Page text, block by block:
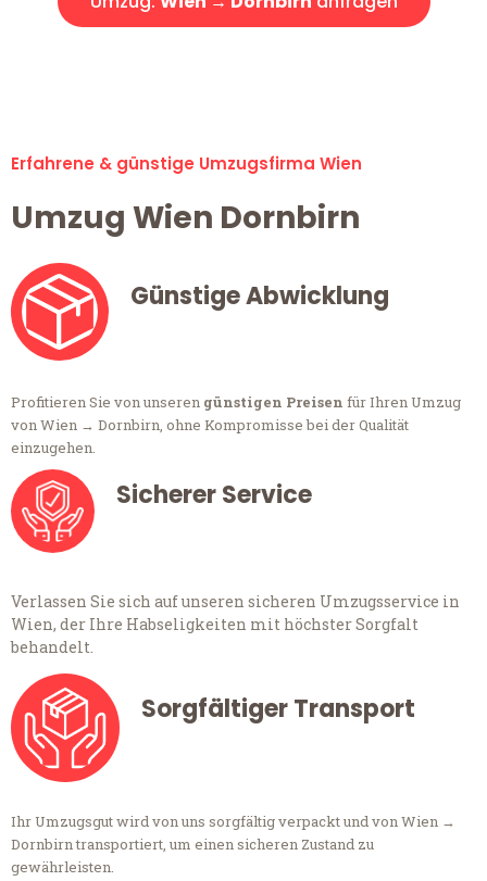
Erfahrene & günstige Umzugsfirma Wien
Umzug Wien Dornbirn
Günstige Abwicklung
Profitieren Sie von unseren günstigen Preisen für Ihren Umzug
von Wien → Dornbirn, ohne Kompromisse bei der Qualität
einzugehen.
Sicherer Service
Verlassen Sie sich auf unseren sicheren Umzugsservice in
Wien, der Ihre Habseligkeiten mit höchster Sorgfalt
behandelt.
Sorgfältiger Transport
Ihr Umzugsgut wird von uns sorgfältig verpackt und von Wien →
Dornbirn transportiert, um einen sicheren Zustand zu
gewährleisten.